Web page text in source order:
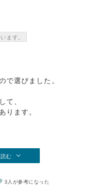
ます。
で選びました。
て、
ります。
む
3人が参考になった